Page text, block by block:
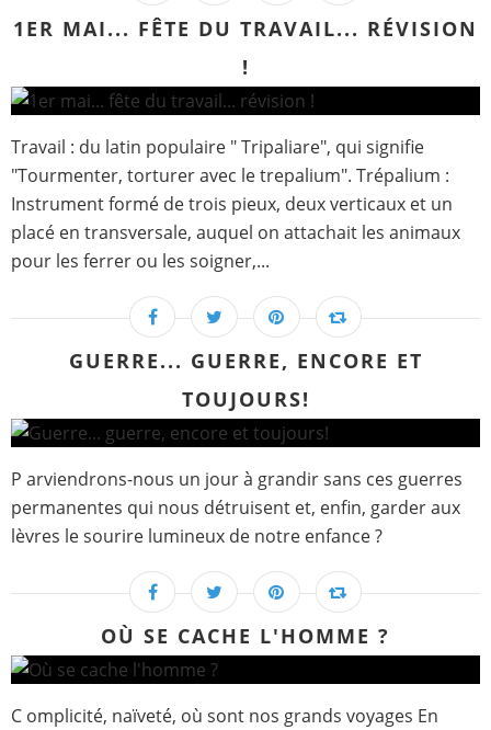
1ER MAI... FÊTE DU TRAVAIL... RÉVISION
!
Travail : du latin populaire " Tripaliare", qui signifie
"Tourmenter, torturer avec le trepalium". Trépalium :
Instrument formé de trois pieux, deux verticaux et un
placé en transversale, auquel on attachait les animaux
pour les ferrer ou les soigner,...
GUERRE... GUERRE, ENCORE ET
TOUJOURS!
P arviendrons-nous un jour à grandir sans ces guerres
permanentes qui nous détruisent et, enfin, garder aux
lèvres le sourire lumineux de notre enfance ?
OÙ SE CACHE L'HOMME ?
C omplicité, naïveté, où sont nos grands voyages En